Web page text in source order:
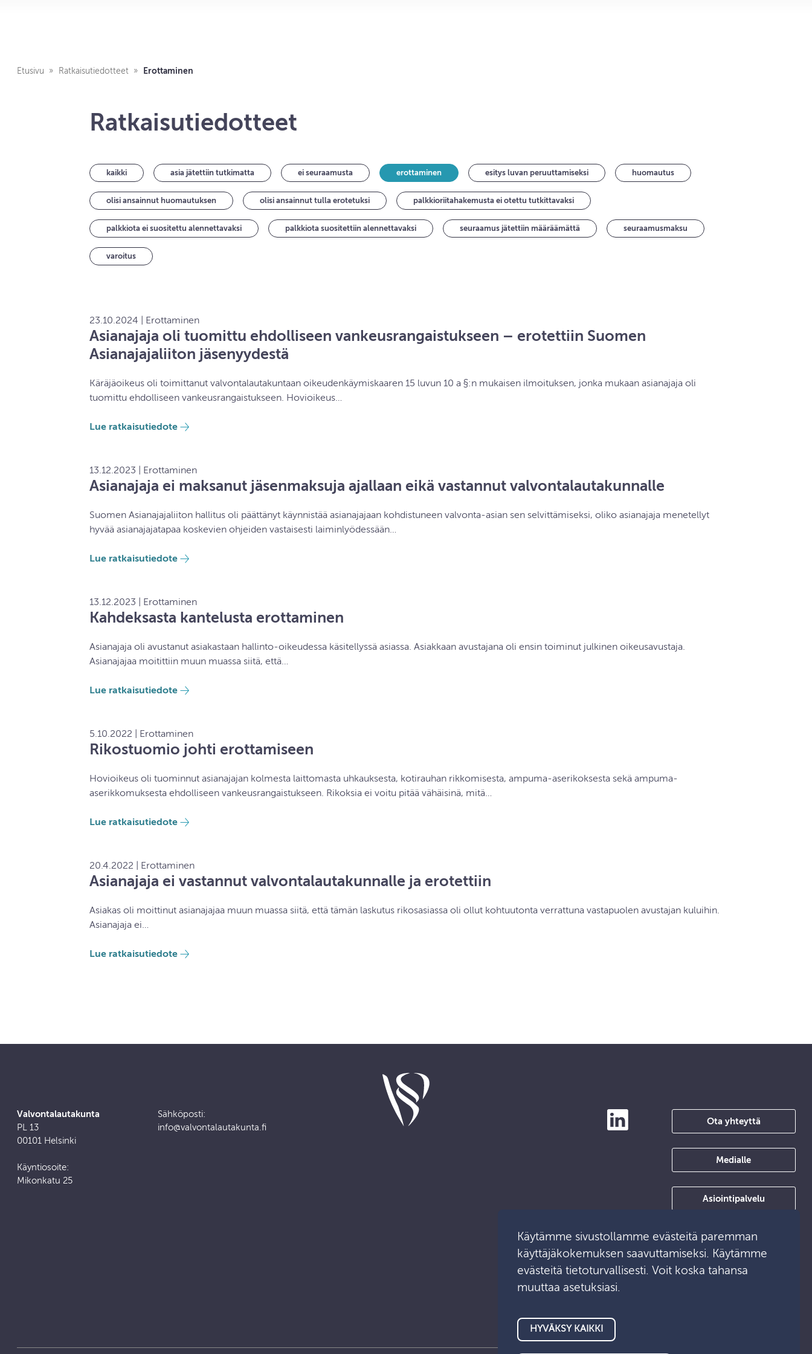
Etusivu Ratkaisutiedotteet Erottaminen
Ratkaisutiedotteet
kaikki asia jätettiin tutkimatta ei seuraamusta erottaminen esitys luvan peruuttamiseksi huomautus
olisi ansainnut huomautuksen olisi ansainnut tulla erotetuksi palkkioriitahakemusta ei otettu tutkittavaksi
palkkiota ei suositettu alennettavaksi palkkiota suositettiin alennettavaksi seuraamus jätettiin määräämättä seuraamusmaksu
varoitus
23.10.2024 | Erottaminen
Asianajaja oli tuomittu ehdolliseen vankeusrangaistukseen – erotettiin Suomen
Asianajajaliiton jäsenyydestä
Käräjäoikeus oli toimittanut valvontalautakuntaan oikeudenkäymiskaaren 15 luvun 10 a §:n mukaisen ilmoituksen, jonka mukaan asianajaja oli
tuomittu ehdolliseen vankeusrangaistukseen. Hovioikeus…
Lue ratkaisutiedote
13.12.2023 | Erottaminen
Asianajaja ei maksanut jäsenmaksuja ajallaan eikä vastannut valvontalautakunnalle
Suomen Asianajajaliiton hallitus oli päättänyt käynnistää asianajajaan kohdistuneen valvonta-asian sen selvittämiseksi, oliko asianajaja menetellyt
hyvää asianajajatapaa koskevien ohjeiden vastaisesti laiminlyödessään…
Lue ratkaisutiedote
13.12.2023 | Erottaminen
Kahdeksasta kantelusta erottaminen
Asianajaja oli avustanut asiakastaan hallinto-oikeudessa käsitellyssä asiassa. Asiakkaan avustajana oli ensin toiminut julkinen oikeusavustaja.
Asianajajaa moitittiin muun muassa siitä, että…
Lue ratkaisutiedote
5.10.2022 | Erottaminen
Rikostuomio johti erottamiseen
Hovioikeus oli tuominnut asianajajan kolmesta laittomasta uhkauksesta, kotirauhan rikkomisesta, ampuma-aserikoksesta sekä ampuma-
aserikkomuksesta ehdolliseen vankeusrangaistukseen. Rikoksia ei voitu pitää vähäisinä, mitä…
Lue ratkaisutiedote
20.4.2022 | Erottaminen
Asianajaja ei vastannut valvontalautakunnalle ja erotettiin
Asiakas oli moittinut asianajajaa muun muassa siitä, että tämän laskutus rikosasiassa oli ollut kohtuutonta verrattuna vastapuolen avustajan kuluihin.
Asianajaja ei…
Lue ratkaisutiedote
Valvontalautakunta
PL 13
00101 Helsinki
Käyntiosoite:
Mikonkatu 25
Sähköposti:
info@valvontalautakunta.fi
Ota yhteyttä
Medialle
Asiointipalvelu
Käytämme sivustollamme evästeitä paremman
käyttäjäkokemuksen saavuttamiseksi. Käytämme
evästeitä tietoturvallisesti. Voit koska tahansa
muuttaa asetuksiasi.
HYVÄKSY KAIKKI